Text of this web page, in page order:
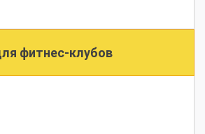
фитнес-клубов